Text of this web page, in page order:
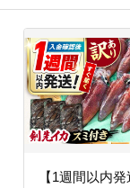
【1週間以内